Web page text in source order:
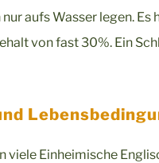
aufs Wasser legen.
von fast 30%. Ein
viele Einheimische